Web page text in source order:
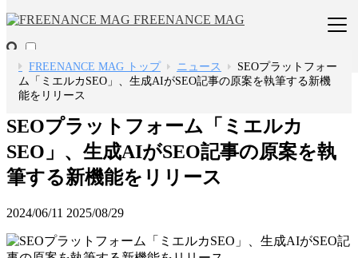
FREENANCE MAG
FREENANCE MAG トップ ニュース
SEOプラットフォー
ム「ミエルカSEO」、生成AIがSEO記事の原案を執筆する新機
能をリリース
SEOプラットフォーム「ミエルカ
SEO」、生成AIがSEO記事の原案を執
筆する新機能をリリース
2024/06/11 2025/08/29